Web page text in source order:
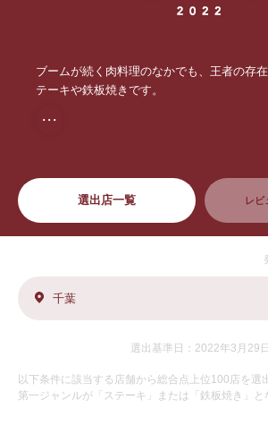
ブームが続く肉料理のなかでも、王者の存
テーキや鉄板焼きです。
・・・
選出店一覧 レビ
千葉
選出基準日：2022年3月29日
以下条件に該当する店舗から総合点上位100店を選
第一ジャンルが「ステーキ」または「鉄板焼き」と